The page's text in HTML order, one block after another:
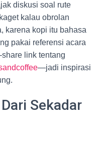
diskusi soal rute
kalau obrolan
karena kopi itu bahasa
pakai referensi acara
link tentang
—jadi inspirasi
Sekadar